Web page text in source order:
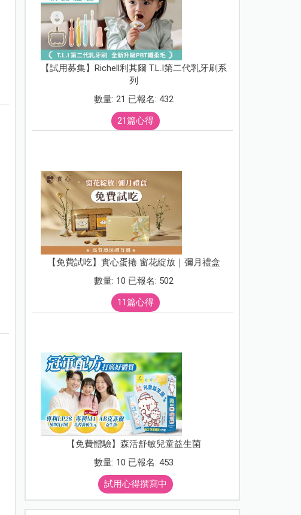
【試用募集】Richell利其爾 T.L.I第二代乳牙刷系
列
數量: 21 已報名: 432
21篇心得
【免費試吃】實心蛋捲 窗花綻放｜彌月禮盒
數量: 10 已報名: 502
11篇心得
【免費體驗】森活舒敏兒童益生菌
數量: 10 已報名: 453
試用心得撰寫中